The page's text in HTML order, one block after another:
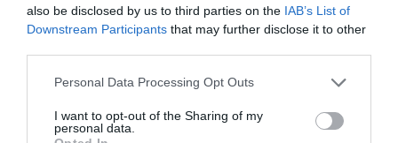
also be disclosed by us to third parties on the IAB’s List of
Downstream Participants that may further disclose it to other
Please note that this website/app uses one or more Google
not limited to your visit or usage behaviour. You may click to
grant or deny consent to Google and its third-party tags to
Personal Data Processing Opt Outs
I want to opt-out of the Sharing of my
personal data.
Ne maradjon le a legfrissebb hírekről, kövessen
bennünket az EGRI ÜGYEK Google Hírek oldalán!